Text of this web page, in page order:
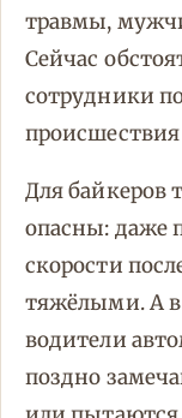
травмы,
Сейчас
сотрудники
происшествия
Для байкеров
опасны: даже
скорости
тяжёлыми. А в
водители
поздно